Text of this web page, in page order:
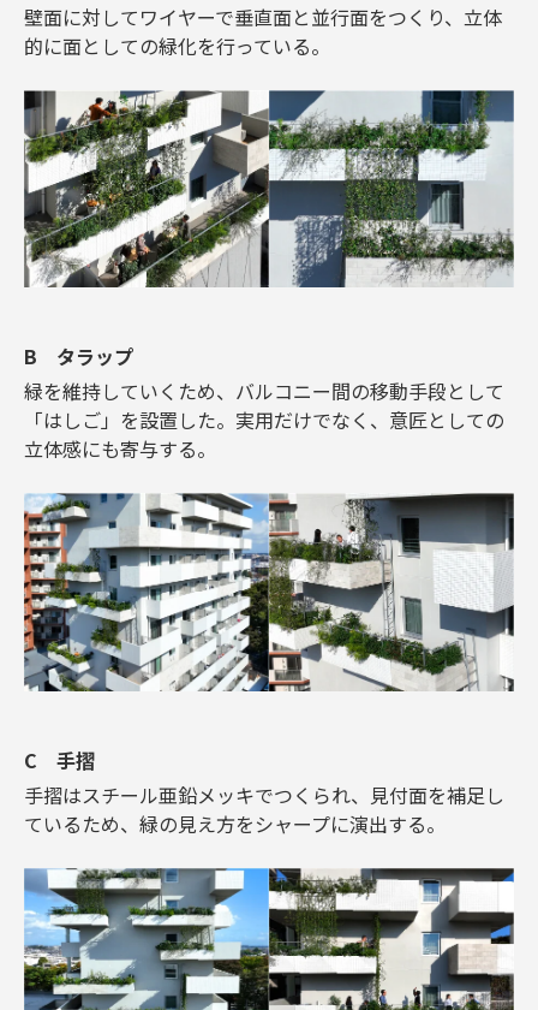
壁面に対してワイヤーで垂直面と並行面をつくり、立体
的に面としての緑化を行っている。
B タラップ
緑を維持していくため、バルコニー間の移動手段として
「はしご」を設置した。実用だけでなく、意匠としての
立体感にも寄与する。
C 手摺
手摺はスチール亜鉛メッキでつくられ、見付面を補足し
ているため、緑の見え方をシャープに演出する。